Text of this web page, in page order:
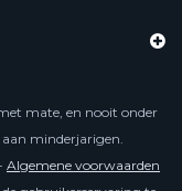
mate, en nooit onder
minderjarigen.
Algemene voorwaarden